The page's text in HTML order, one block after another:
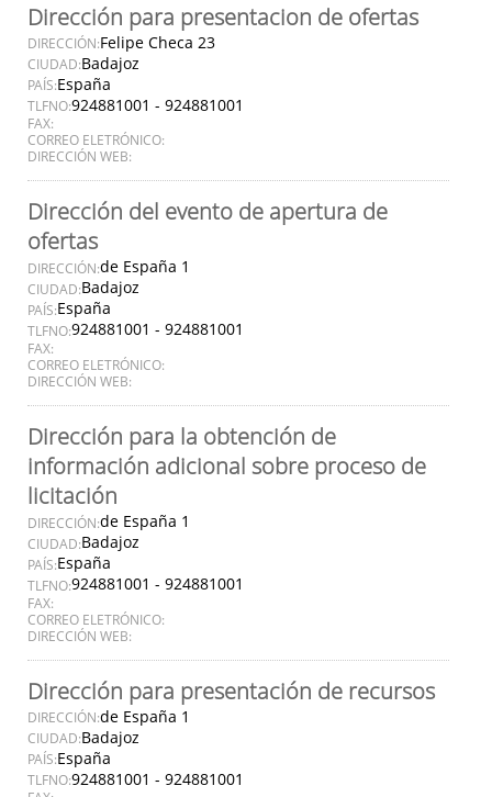
Dirección para presentacion de ofertas
DIRECCIÓN:Felipe Checa 23
CIUDAD:Badajoz
PAÍS:España
TLFNO:924881001 - 924881001
FAX:
CORREO ELETRÓNICO:
DIRECCIÓN WEB:
Dirección del evento de apertura de
ofertas
DIRECCIÓN:de España 1
CIUDAD:Badajoz
PAÍS:España
TLFNO:924881001 - 924881001
FAX:
CORREO ELETRÓNICO:
DIRECCIÓN WEB:
Dirección para la obtención de
información adicional sobre proceso de
licitación
DIRECCIÓN:de España 1
CIUDAD:Badajoz
PAÍS:España
TLFNO:924881001 - 924881001
FAX:
CORREO ELETRÓNICO:
DIRECCIÓN WEB:
Dirección para presentación de recursos
DIRECCIÓN:de España 1
CIUDAD:Badajoz
PAÍS:España
TLFNO:924881001 - 924881001